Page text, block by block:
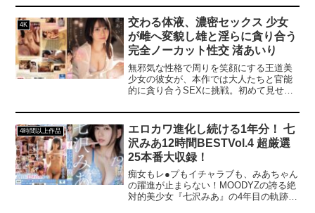
場感で最高のオナニー体験をお届けしま
す。美しい顔も、エロティックな女体
も、S1女優を見るならやっぱり4Kがイイ
っ！ぜひ4K版をお買い求め下さい。
4K
交わる体液、濃密セックス 少女
が雌へ変貌し雄と淫らに貪り合う
完全ノーカット性交 渚あいり
無邪気な性格で周りを笑顔にする王道美
少女の彼女が、本作では大人たちと官能
的に貪り合うSEXに挑戦。初めて見せる
全身を舐め合い快楽を求める様は、まさ
に‘少女と大人の交差点’。興奮必須のリア
ルなエロス。顔も可愛く、感度も抜群。
こんな子に求められて、男ならば燃えな
い訳がない。お互い全てを解放し、気持
ち良くなり、満足するまで性交をし続け
よう…。
4時間以上作品
エロカワ進化し続ける1年分！ 七
沢みあ12時間BESTVol.4 超厳選
25本番大収録！
痴女もレ●プもイチャラブも、みあちゃん
の躍進が止まらない！MOODYZの誇る絶
対的美少女『七沢みあ』の4年目の軌跡を